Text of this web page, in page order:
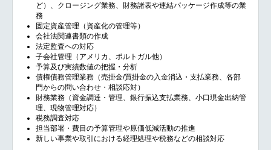
ど）、クロージング業務、財務諸表や連結パッケージ作成等の業
務
固定資産管理（資産化の管理等）
会社法関連書類の作成
法定監査への対応
子会社管理（アメリカ、ポルトガル他）
予算及び実績数値の把握・分析
債権債務管理業務（売掛金/買掛金の入金消込・支払業務、各部
門からの問い合わせ・相談応対）
財務業務（資金調達・管理、銀行振込支払業務、小口現金出納管
理、現物管理対応）
税務調査対応
担当部署・費目の予算管理や原価低減活動の推進
新しい事業や取引における経理処理や税務などの相談対応